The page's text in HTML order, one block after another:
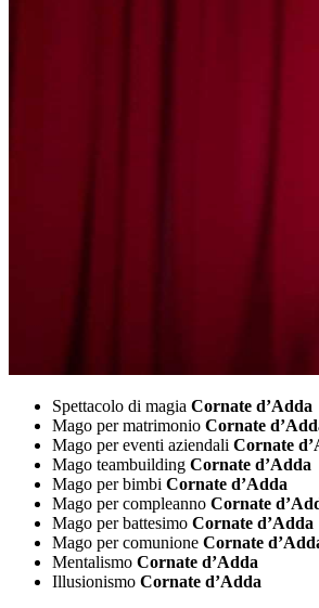
Spettacolo di magia Cornate d’Adda
Mago per matrimonio Cornate
Mago per eventi aziendali Cornate
Mago teambuilding Cornate d’Adda
Mago per bimbi Cornate d’Adda
Mago per compleanno Cornate
Mago per battesimo Cornate d’Adda
Mago per comunione Cornate
Mentalismo Cornate d’Adda
Illusionismo Cornate d’Adda